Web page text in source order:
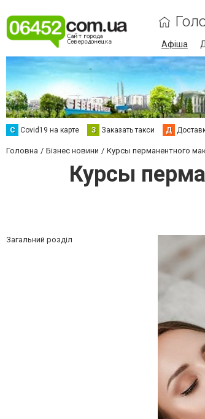
Афіша
С Сovid19 на карте З Заказать такси Д
Головна Бізнес новини Курсы перманентного
Курсы
Загальний розділ